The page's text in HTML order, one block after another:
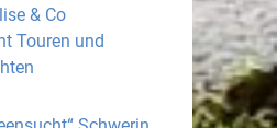
& Co
Touren und